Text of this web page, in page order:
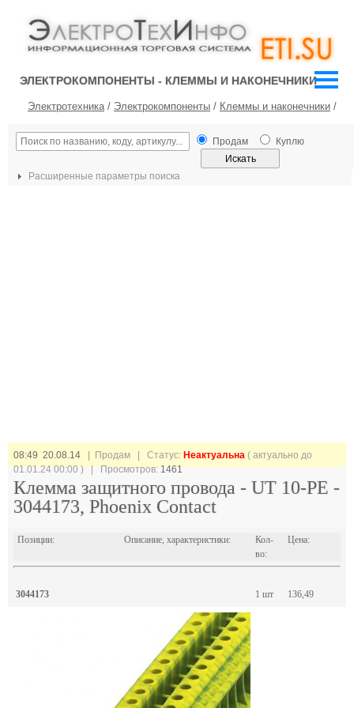
ЭЛЕКТРОКОМПОНЕНТЫ - КЛЕММЫ И НАКОНЕЧНИКИ
Электротехника/ Электрокомпоненты / Клеммы и наконечники /
Продам Куплю
Расширенные параметры поиска
08:49 20.08.14 | Продам | Статус: Неактуальна ( актуально до
01.01.24 00:00 ) | Просмотров:1461
Клемма защитного провода - UT 10-PE -
3044173, Phoenix Contact
Позиции: Описание, характеристики:
Кол-
во:
Цена:
3044173 1 шт 136,49